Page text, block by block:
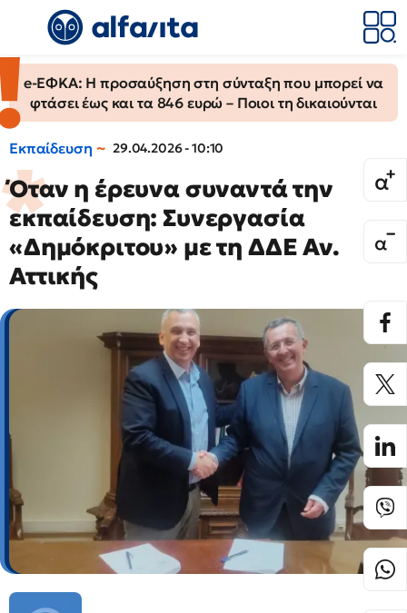
e-ΕΦΚΑ: Η προσαύξηση στη σύνταξη που μπορεί να
φτάσει έως και τα 846 ευρώ – Ποιοι τη δικαιούνται
Εκπαίδευση 29.04.2026 - 10:10
Όταν η έρευνα συναντά την
εκπαίδευση: Συνεργασία
«Δημόκριτου» με τη ΔΔΕ Αν.
Αττικής